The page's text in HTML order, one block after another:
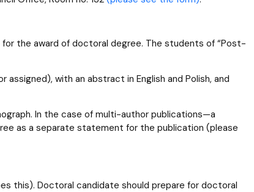
the award of doctoral degree. The students of “Post-
with an abstract in English and Polish, and
In the case of multi-author publications—a
as a separate statement for the publication (please
this). Doctoral candidate should prepare for doctoral